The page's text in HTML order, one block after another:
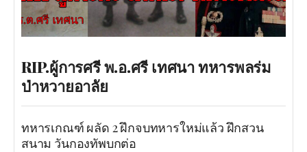
RIP.ผู้การศรี พ.อ.ศรี เทศนา ทหารพลร่ม
ป่าหวายอาลัย
ทหารเกณฑ์ ผลัด 2 ฝึกจบทหารใหม่แล้ว ฝึกสวน
สนาม วันกองทัพบกต่อ